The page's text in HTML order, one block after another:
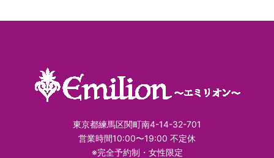
東京都練馬区関町南4-14-32-701
営業時間10:00〜19:00 不定休
※完全予約制・女性限定